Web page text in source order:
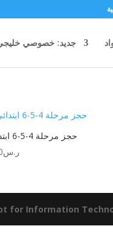
جديد: خصوصي
حجز مرحلة 4-5-6 ابتدائي
ر.س
for Information